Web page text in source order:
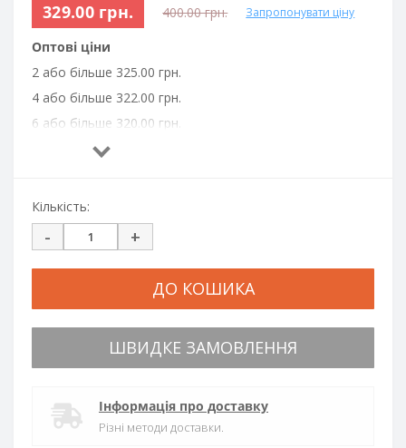
329.00 грн. 400.00 грн. Запропонувати ціну
Оптові ціни
2 або більше 325.00 грн.
4 або більше 322.00 грн.
6 або більше 320.00 грн.
8 або більше 317.00 грн.
20 або більше 312.00 грн.
30 або більше 310.00 грн.
50 або більше 305.00 грн.
100 або більше 300.00 грн.
Кількість:
- +
ДО КОШИКА
ШВИДКЕ ЗАМОВЛЕННЯ
Інформація про доставку
Різні методи доставки.